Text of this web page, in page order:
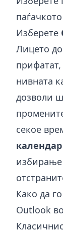
Изберете
Лицето
нивната
дозволи
секое
календар
избирање
Како да
Outlook